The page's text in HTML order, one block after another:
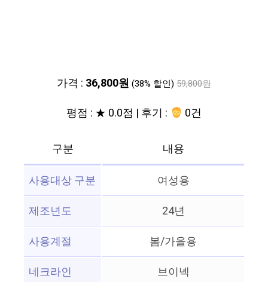
가격 : 36,800원 (38% 할인) 59,800원
평점 : ★ 0.0점 | 후기 : 0건
구분
내용
사용대상 구분
여성용
제조년도
24년
사용계절
봄/가을용
네크라인
브이넥